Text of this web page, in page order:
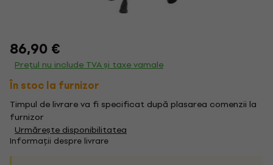
86,90 €
Prețul nu include TVA și taxe vamale
În stoc la furnizor
Timpul de livrare va fi specificat după plasarea comenzii la
furnizor
Urmărește disponibilitatea
Informații despre livrare